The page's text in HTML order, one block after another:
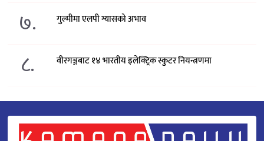
७. गुल्मीमा एलपी ग्यासको अभाव
८. वीरगञ्जबाट १४ भारतीय इलेक्ट्रिक स्कुटर नियन्त्रणमा